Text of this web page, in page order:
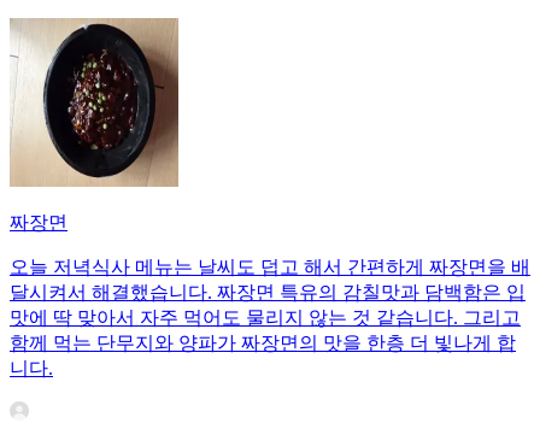
짜장면
오늘 저녁식사 메뉴는 날씨도 덥고 해서 간편하게 짜장면을 배
달시켜서 해결했습니다. 짜장면 특유의 감칠맛과 담백함은 입
맛에 딱 맞아서 자주 먹어도 물리지 않는 것 같습니다. 그리고
함께 먹는 단무지와 양파가 짜장면의 맛을 한층 더 빛나게 합
니다.